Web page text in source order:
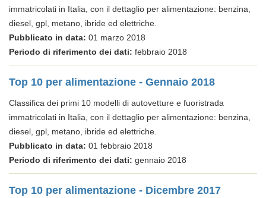
immatricolati in Italia, con il dettaglio per alimentazione: benzina,
diesel, gpl, metano, ibride ed elettriche.
Pubblicato in data: 01 marzo 2018
Periodo di riferimento dei dati: febbraio 2018
Top 10 per alimentazione - Gennaio 2018
Classifica dei primi 10 modelli di autovetture e fuoristrada
immatricolati in Italia, con il dettaglio per alimentazione: benzina,
diesel, gpl, metano, ibride ed elettriche.
Pubblicato in data: 01 febbraio 2018
Periodo di riferimento dei dati: gennaio 2018
Top 10 per alimentazione - Dicembre 2017